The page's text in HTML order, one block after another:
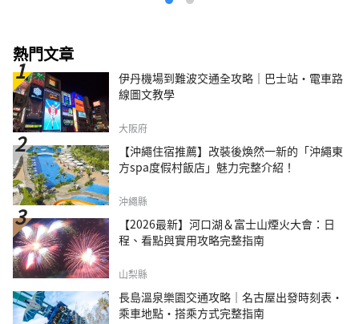
熱門文章
伊丹機場到難波交通全攻略｜巴士站・電車路
線圖文教學
大阪府
【沖繩住宿推薦】改裝後煥然一新的「沖繩東
方spa度假村飯店」魅力完整介紹！
沖繩縣
【2026最新】河口湖＆富士山煙火大會：日
程、看點與實用攻略完整指南
山梨縣
長島溫泉樂園交通攻略｜名古屋出發時刻表・
乘車地點・搭乘方式完整指南